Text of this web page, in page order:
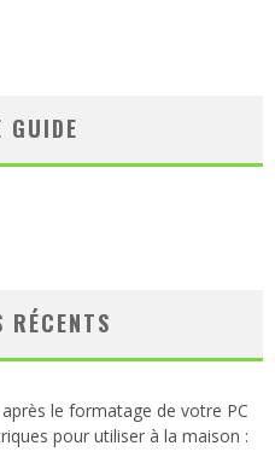
GUIDE
RÉCENTS
le formatage de votre PC
pour utiliser à la maison :